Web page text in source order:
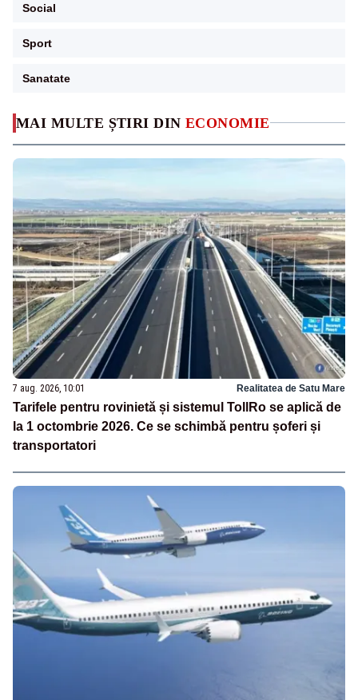
MAI MULTE ȘTIRI DIN ECONOMIE
7 aug. 2026, 10:01 Realitatea de Satu Mare
Tarifele pentru rovinietă și sistemul TollRo se aplică de
la 1 octombrie 2026. Ce se schimbă pentru șoferi și
transportatori
Social
Sport
Sanatate